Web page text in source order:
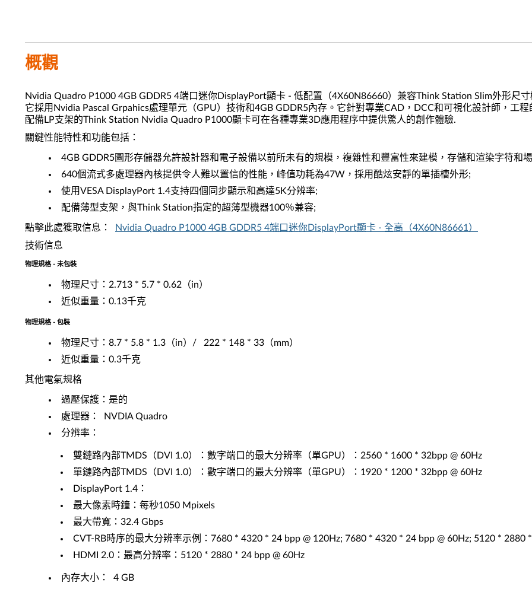
概觀
Nvidia Quadro P1000 4GB GDDR5 4端口迷你DisplayPort顯卡 - 低配置（4X60N86660）兼容Think Station Slim外形尺寸
它採用Nvidia Pascal Grpahics處理單元（GPU）技術和4GB GDDR5內存。它針對專業CAD，DCC和可視化設計師，工程
配備LP支架的Think Station Nvidia Quadro P1000顯卡可在各種專業3D應用程序中提供驚人的創作體驗.
關鍵性能特性和功能包括：
4GB GDDR5圖形存儲器允許設計器和電子設備以前所未有的規模，複雜性和豐富性來建模，存儲和渲染字符和
640個流式多處理器內核提供令人難以置信的性能，峰值功耗為47W，採用酷炫安靜的單插槽外形;
使用VESA DisplayPort 1.4支持四個同步顯示和高達5K分辨率;
配備薄型支架，與Think Station指定的超薄型機器100％兼容;
點擊此處獲取信息：
Nvidia Quadro P1000 4GB GDDR5 4端口迷你DisplayPort顯卡 - 全高（4X60N86661）
技術信息
物理規格 - 未包裝
物理尺寸：2.713 * 5.7 * 0.62（in）
近似重量：0.13千克
物理規格 - 包裝
物理尺寸：8.7 * 5.8 * 1.3（in）/ 222 * 148 * 33（mm）
近似重量：0.3千克
其他電氣規格
過壓保護：是的
處理器： NVDIA Quadro
分辨率：
雙鏈路內部TMDS（DVI 1.0）：數字端口的最大分辨率（單GPU）：2560 * 1600 * 32bpp @ 60Hz
單鏈路內部TMDS（DVI 1.0）：數字端口的最大分辨率（單GPU）：1920 * 1200 * 32bpp @ 60Hz
DisplayPort 1.4：
最大像素時鐘：每秒1050 Mpixels
最大帶寬：32.4 Gbps
CVT-RB時序的最大分辨率示例：7680 * 4320 * 24 bpp @ 120Hz; 7680 * 4320 * 24 bpp @ 60Hz; 5120 * 2880
HDMI 2.0：最高分辨率：5120 * 2880 * 24 bpp @ 60Hz
內存大小： 4 GB